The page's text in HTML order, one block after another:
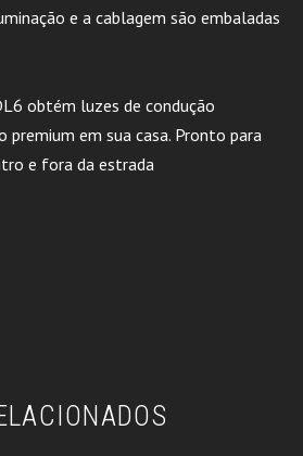
e a cablagem são embaladas
obtém luzes de condução
premium em sua casa. Pronto para
e fora da estrada